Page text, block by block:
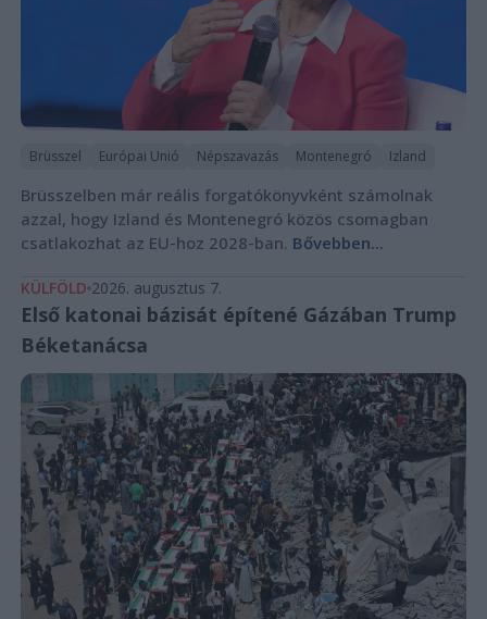
Brüsszel Európai Unió Népszavazás Montenegró Izland
Brüsszelben már reális forgatókönyvként számolnak
azzal, hogy Izland és Montenegró közös csomagban
csatlakozhat az EU-hoz 2028-ban. Bővebben...
KÜLFÖLD 2026. augusztus 7.
Első katonai bázisát építené Gázában Trump
Béketanácsa